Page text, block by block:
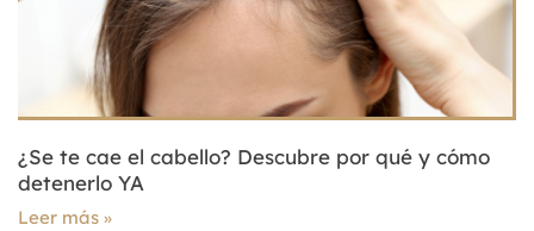
¿Se te cae el cabello? Descubre por qué y cómo
detenerlo YA
Leer más